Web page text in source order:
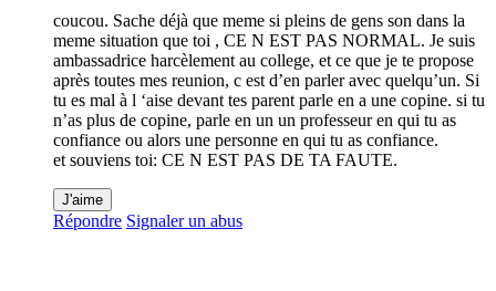
coucou. Sache déjà que meme si pleins de gens son dans la
meme situation que toi , CE N EST PAS NORMAL. Je suis
ambassadrice harcèlement au college, et ce que je te propose
après toutes mes reunion, c est d’en parler avec quelqu’un. Si
tu es mal à l ‘aise devant tes parent parle en a une copine. si tu
n’as plus de copine, parle en un un professeur en qui tu as
confiance ou alors une personne en qui tu as confiance.
et souviens toi: CE N EST PAS DE TA FAUTE.
J'aime
Répondre Signaler un abus